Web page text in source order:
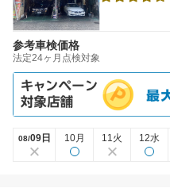
参考車検価格
法定24ヶ月点検対象
08/09日 10月 11火 12水